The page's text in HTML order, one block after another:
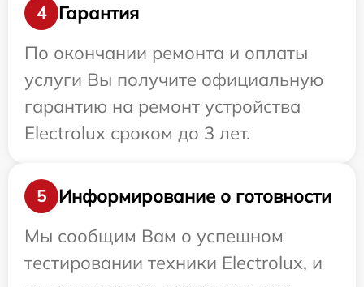
4
Гарантия
По окончании ремонта и оплаты
услуги Вы получите официальную
гарантию на ремонт устройства
Electrolux сроком до 3 лет.
5
Информирование о готовности
Мы сообщим Вам о успешном
тестировании техники Electrolux, и